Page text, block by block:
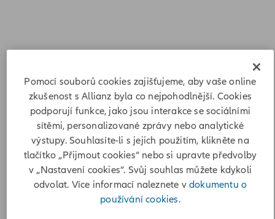
Fischerova 697/20
77900 Olomouc
Adresa
Fischerova 697/20
77900 Olomouc
Vypočítat vzdálenost
Pomocí souborů cookies zajišťujeme, aby vaše online
zkušenost s Allianz byla co nejpohodlnější. Cookies
podporují funkce, jako jsou interakce se sociálními
sítěmi, personalizované zprávy nebo analytické
výstupy. Souhlasíte-li s jejich použitím, klikněte na
tlačítko „Přijmout cookies“ nebo si upravte předvolby
v „Nastavení cookies“. Svůj souhlas můžete kdykoli
odvolat. Více informací naleznete v dokumentu o
používání cookies.